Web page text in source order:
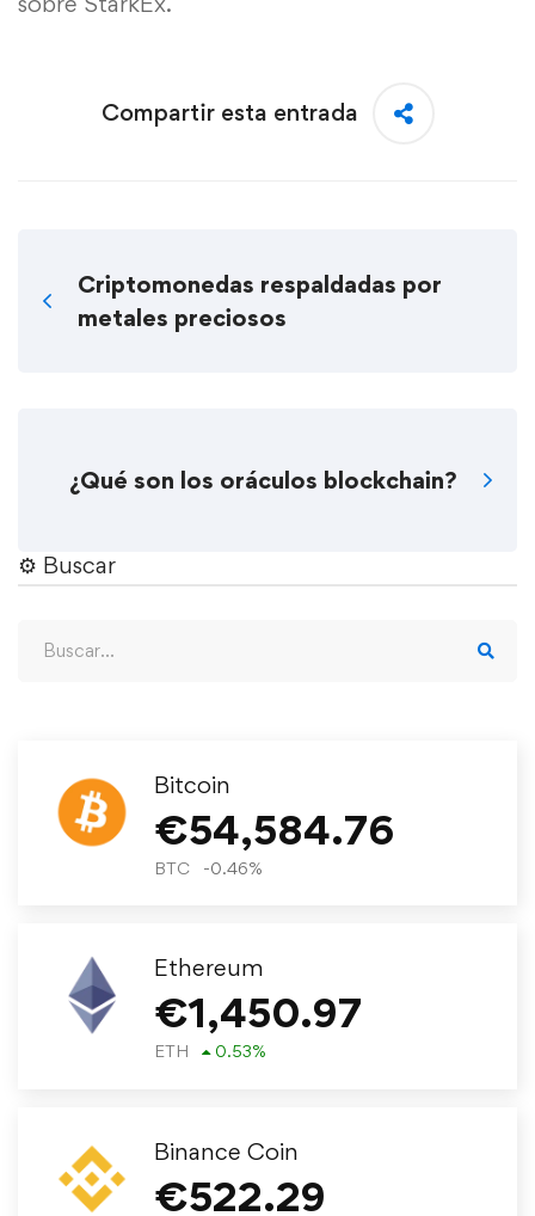
Compartir esta entrada
Criptomonedas respaldadas por
metales preciosos
¿Qué son los oráculos blockchain?
⚙︎ Buscar
Bitcoin
€54,584.76
BTC -0.46%
Ethereum
€1,450.97
ETH 0.53%
Binance Coin
€522.29